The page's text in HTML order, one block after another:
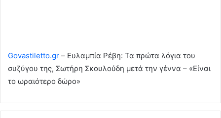
Govastiletto.gr – Ευλαμπία Ρέβη: Τα πρώτα λόγια του
συζύγου της, Σωτήρη Σκουλούδη μετά την γέννα – «Είναι
το ωραιότερο δώρο»